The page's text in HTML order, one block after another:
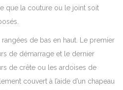
que la couture ou le joint soit
rangées de bas en haut. Le premier
de démarrage et le dernier
de crête ou les ardoises de
couvert à l’aide d’un chapeau